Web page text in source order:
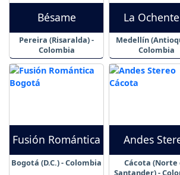
Bésame
Pereira (Risaralda) -
Colombia
La
Medellín
Colombia
Fusión Romántica
Bogotá (D.C.) - Colombia
Andes
Cácota (Norte de
Santander) -